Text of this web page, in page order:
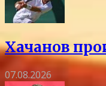
Хачанов
07.08.2026